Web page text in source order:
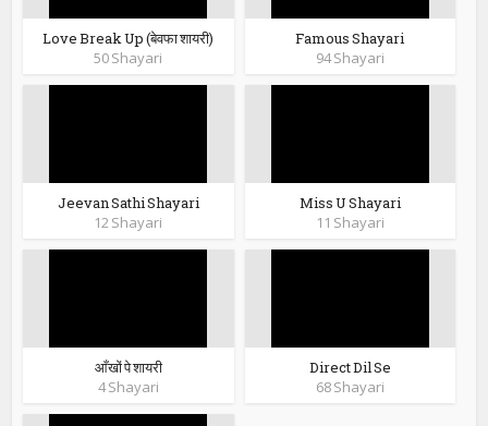
Love Break Up (बेवफा शायरी)
50 Shayari
Famous Shayari
94 Shayari
Jeevan Sathi Shayari
12 Shayari
Miss U Shayari
11 Shayari
आँखों पे शायरी
4 Shayari
Direct Dil Se
68 Shayari